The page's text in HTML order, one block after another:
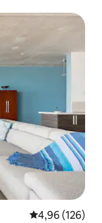
4,96 ud af 5 i
4,96 (126)